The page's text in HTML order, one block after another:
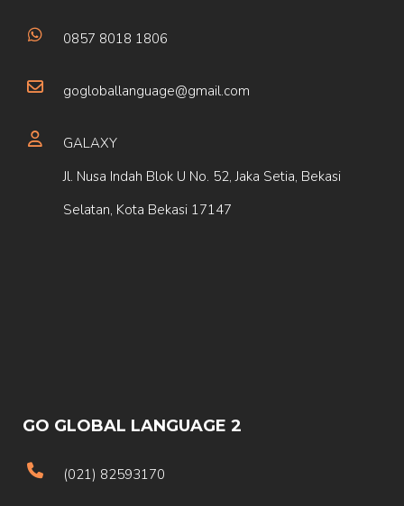
0857 8018 1806
gogloballanguage@gmail.com
GALAXY
Jl. Nusa Indah Blok U No. 52, Jaka Setia, Bekasi
Selatan, Kota Bekasi 17147
GO GLOBAL LANGUAGE 2
(021) 82593170